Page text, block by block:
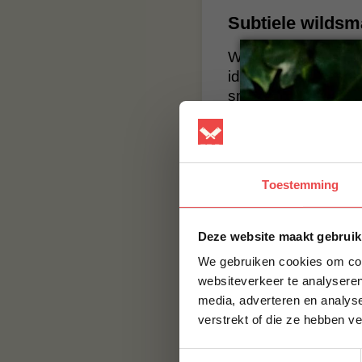
Toestemming
Deze website maakt
We gebruiken cookies om
websiteverkeer te
media, adverteren en
verstrekt of die ze hebben
Subtiele
Wat de
ideale keuze is
smaak zorgt voor
BBQuality
smaak, maar met
smaak brengen.
BBQuality!
Contact
Voor vragen of